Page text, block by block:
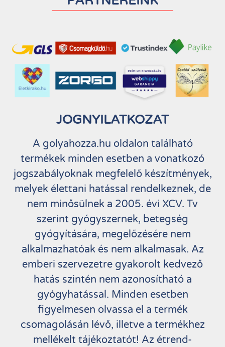
JOGNYILATKOZAT
A golyahozza.hu oldalon található
termékek minden esetben a vonatkozó
jogszabályoknak megfelelő készítmények,
melyek élettani hatással rendelkeznek, de
nem minősülnek a 2005. évi XCV. Tv
szerint gyógyszernek, betegség
gyógyítására, megelőzésére nem
alkalmazhatóak és nem alkalmasak. Az
emberi szervezetre gyakorolt kedvező
hatás szintén nem azonosítható a
gyógyhatással. Minden esetben
figyelmesen olvassa el a termék
csomagolásán lévő, illetve a termékhez
mellékelt tájékoztatót! Az étrend-